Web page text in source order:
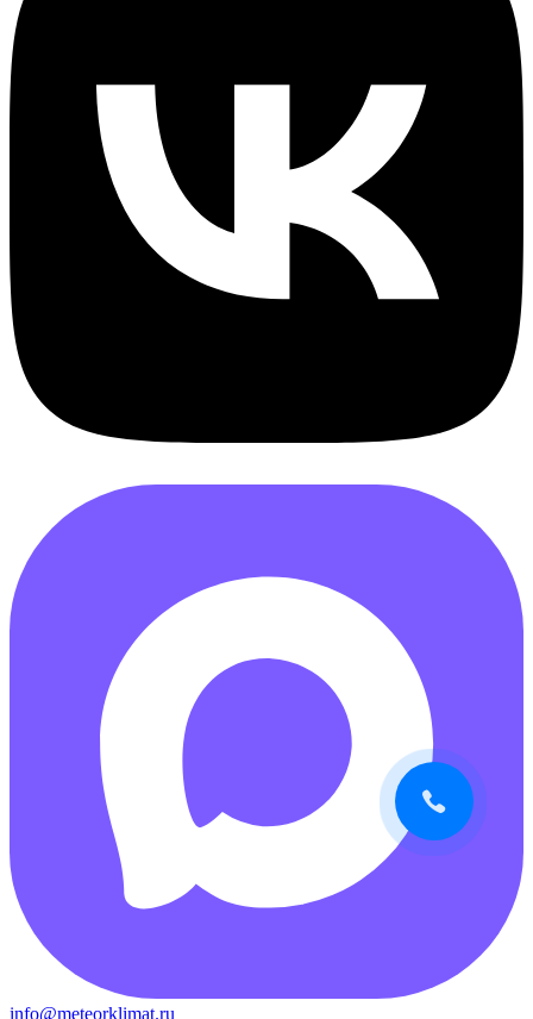
info@meteorklimat.ru